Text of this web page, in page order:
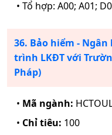
• Tổ hợp: A00; A01;
36. Bảo hiểm -
trình LKĐT với
Pháp)
• Mã ngành:
• Chỉ tiêu: 100